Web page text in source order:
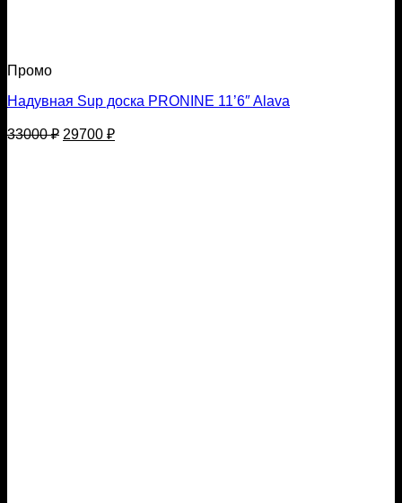
Промо
Надувная Sup доска PRONINE 11’6″ Alava
33000₽ Первоначальная
29700 ₽Текущая